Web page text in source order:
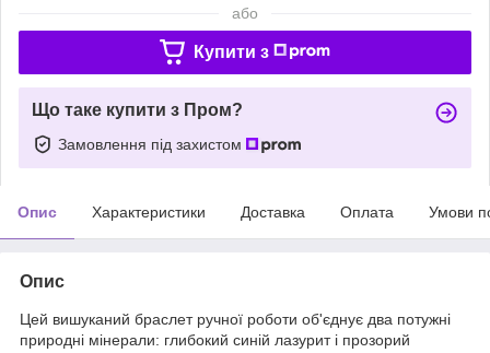
або
Купити з
Що таке купити з Пром?
Замовлення під захистом
Опис Характеристики Доставка Оплата Умови
Опис
Цей вишуканий браслет ручної роботи об'єднує два потужні
природні мінерали: глибокий синій лазурит і прозорий